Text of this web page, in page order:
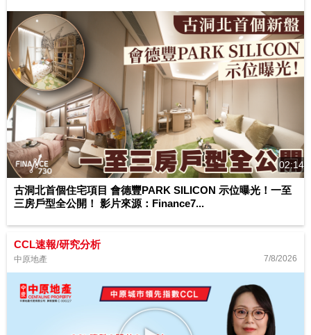
02:14
古洞北首個住宅項目 會德豐PARK SILICON 示位曝光！一至
三房戶型全公開！ 影片來源：Finance7...
CCL速報/研究分析
中原地產 7/8/2026